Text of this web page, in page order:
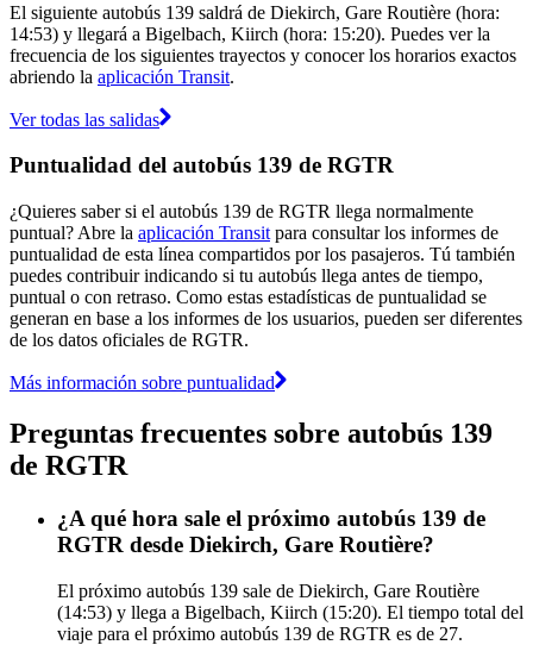
El siguiente autobús 139 saldrá de Diekirch, Gare Routière (hora:
14:53) y llegará a Bigelbach, Kiirch (hora: 15:20). Puedes ver la
frecuencia de los siguientes trayectos y conocer los horarios exactos
abriendo la aplicación Transit.
Ver todas las salidas
Puntualidad del autobús 139 de RGTR
¿Quieres saber si el autobús 139 de RGTR llega normalmente
puntual? Abre la aplicación Transit para consultar los informes de
puntualidad de esta línea compartidos por los pasajeros. Tú también
puedes contribuir indicando si tu autobús llega antes de tiempo,
puntual o con retraso. Como estas estadísticas de puntualidad se
generan en base a los informes de los usuarios, pueden ser diferentes
de los datos oficiales de RGTR.
Más información sobre puntualidad
Preguntas frecuentes sobre autobús 139
de RGTR
¿A qué hora sale el próximo autobús 139 de
RGTR desde Diekirch, Gare Routière?
El próximo autobús 139 sale de Diekirch, Gare Routière
(14:53) y llega a Bigelbach, Kiirch (15:20). El tiempo total del
viaje para el próximo autobús 139 de RGTR es de 27.